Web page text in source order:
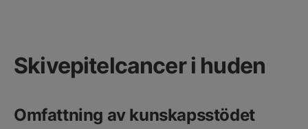
Skivepitelcancer i huden
Omfattning av kunskapsstödet